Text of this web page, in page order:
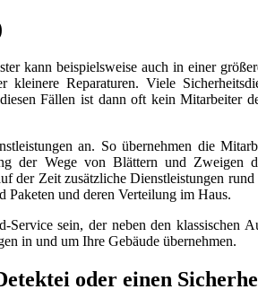
kann beispielsweise auch in einer
Reparaturen. Viele
Fällen ist dann oft kein Mitarbeiter
an. So übernehmen die
der Wege von Blättern und Zweigen
der Zeit zusätzliche Dienstleistungen
und deren Verteilung im Haus.
Service sein, der neben den klassischen
in und um Ihre Gebäude übernehmen.
oder einen